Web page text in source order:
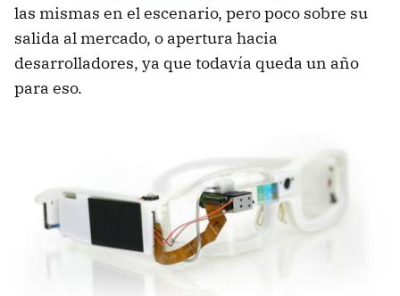
las mismas en el escenario, pero poco sobre su
salida al mercado, o apertura hacia
desarrolladores, ya que todavía queda un año
para eso.